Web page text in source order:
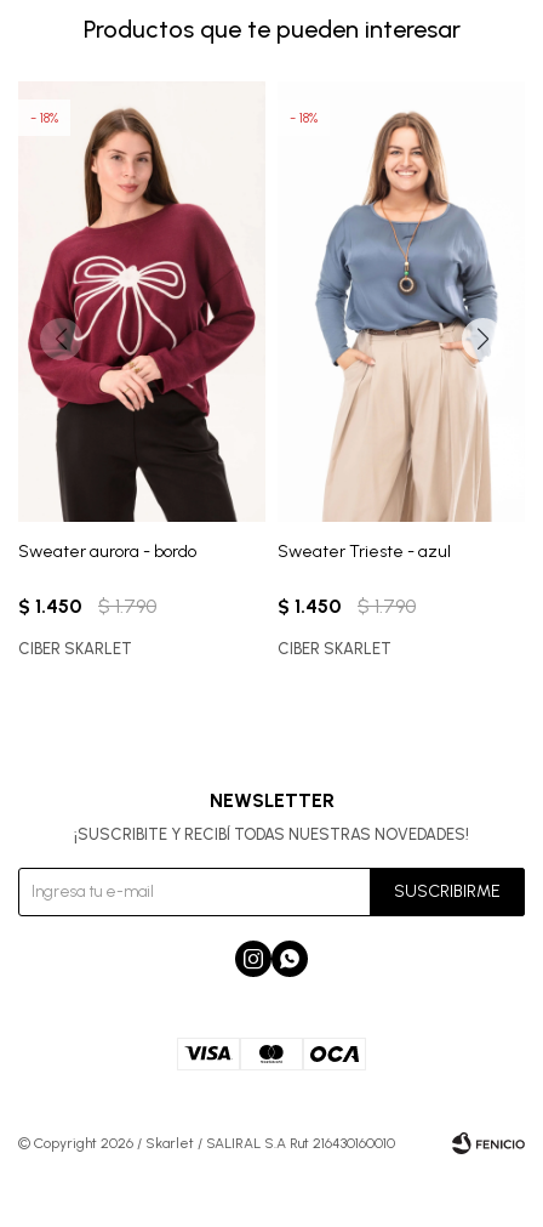
Productos que te pueden interesar
Sweater aurora - bordo
$ 1.450 $ 1.790
18
CIBER SKARLET
Sweater Trieste - azul
$ 1.450 $ 1.790
18
CIBER SKARLET
NEWSLETTER
¡SUSCRIBITE Y RECIBÍ TODAS NUESTRAS NOVEDADES!
SUSCRIBIRME
 
© Copyright 2026 / Skarlet / SALIRAL S.A Rut 216430160010